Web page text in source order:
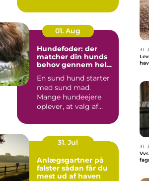
01. Aug
Hundefoder: der
matcher din hunds
behov gennem hele
En sund hund starter
med sund mad.
Mange hundeejere
oplever, at valg af
...
31. Jul
Anlægsgartner på
falster sådan får du
mest ud af haven
31.
31.
Vvs viborg